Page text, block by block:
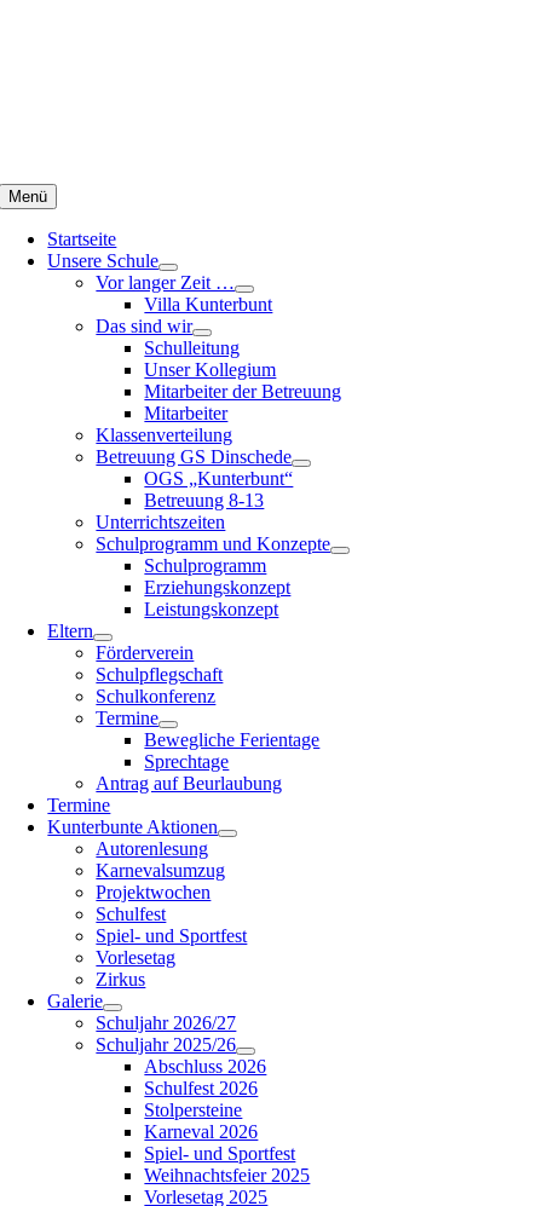
Menü
Startseite
Unsere Schule
Vor langer Zeit …
Villa Kunterbunt
Das sind wir
Schulleitung
Unser Kollegium
Mitarbeiter der Betreuung
Mitarbeiter
Klassenverteilung
Betreuung GS Dinschede
OGS „Kunterbunt“
Betreuung 8-13
Unterrichtszeiten
Schulprogramm und Konzepte
Schulprogramm
Erziehungskonzept
Leistungskonzept
Eltern
Förderverein
Schulpflegschaft
Schulkonferenz
Termine
Bewegliche Ferientage
Sprechtage
Antrag auf Beurlaubung
Termine
Kunterbunte Aktionen
Autorenlesung
Karnevalsumzug
Projektwochen
Schulfest
Spiel- und Sportfest
Vorlesetag
Zirkus
Galerie
Schuljahr 2026/27
Schuljahr 2025/26
Abschluss 2026
Schulfest 2026
Stolpersteine
Karneval 2026
Spiel- und Sportfest
Weihnachtsfeier 2025
Vorlesetag 2025